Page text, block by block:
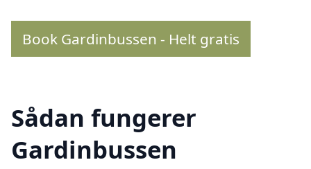
Book Gardinbussen - Helt gratis
Sådan fungerer
Gardinbussen